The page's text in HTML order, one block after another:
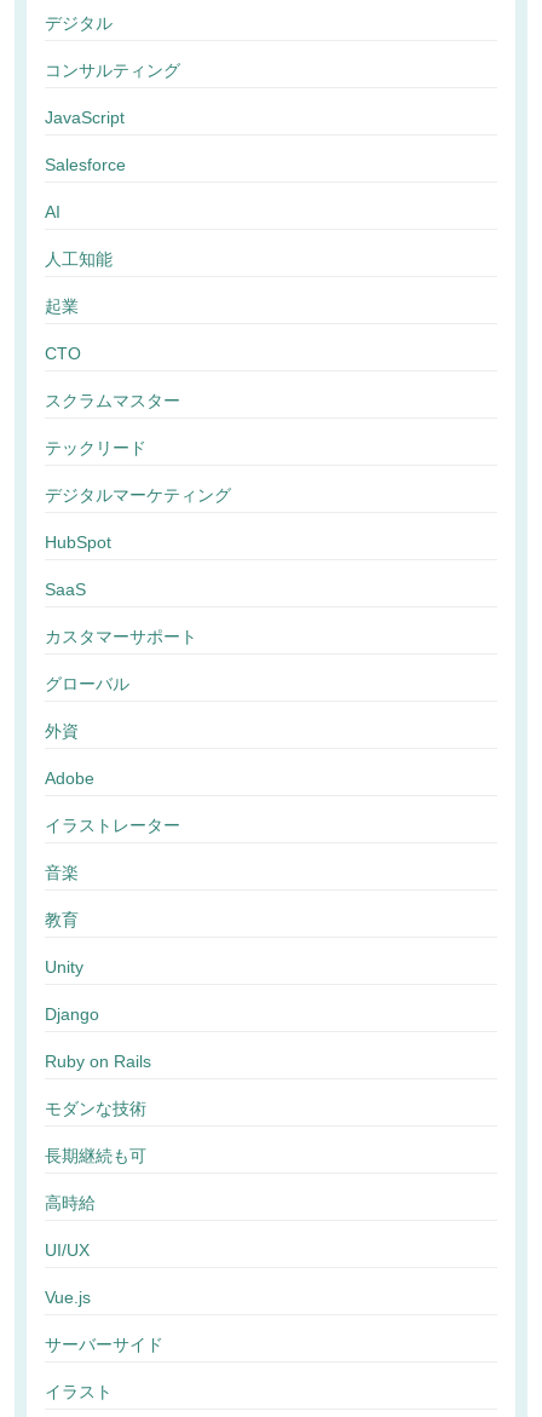
デジタル
コンサルティング
JavaScript
Salesforce
AI
人工知能
起業
CTO
スクラムマスター
テックリード
デジタルマーケティング
HubSpot
SaaS
カスタマーサポート
グローバル
外資
Adobe
イラストレーター
音楽
教育
Unity
Django
Ruby on Rails
モダンな技術
長期継続も可
高時給
UI/UX
Vue.js
サーバーサイド
イラスト